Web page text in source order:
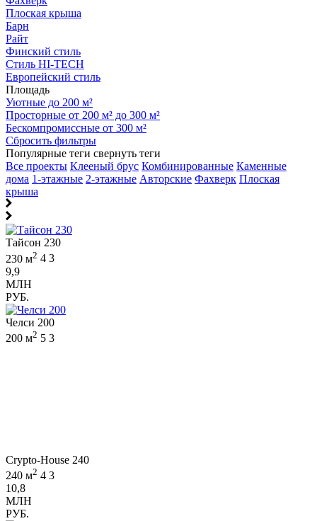
Плоская крыша
Барн
Райт
Финский стиль
Стиль HI-TECH
Европейский стиль
Площадь
Уютные до 200 м²
Просторные от 200 м² до 300 м²
Бескомпромиссные от 300 м²
Сбросить фильтры
Популярные теги свернуть теги
Все проекты Клееный брус Комбинированные Каменные
дома 1-этажные 2-этажные Авторские Фахверк Плоская
крыша
Тайсон 230
230 м2 4 3
9,9
МЛН
РУБ.
Челси 200
200 м2 5 3
Crypto-House 240
240 м2 4 3
10,8
МЛН
РУБ.